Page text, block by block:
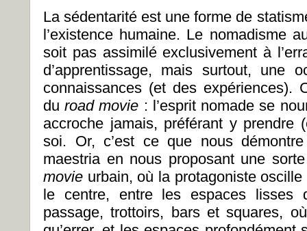
La sédentarité est une forme de
l’existence humaine. Le nomadisme
soit pas assimilé exclusivement à
d’apprentissage, mais surtout, une
connaissances (et des expériences).
duroad movie : l’esprit nomade se
accroche jamais, préférant y prendre
soi. Or, c’est ce que nous
maestria en nous proposant une
movie urbain, où la protagoniste
le centre, entre les espaces lisses
passage, trottoirs, bars et squares,